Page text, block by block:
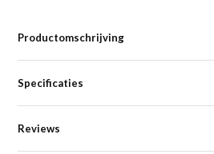
Productomschrijving
Specificaties
Reviews